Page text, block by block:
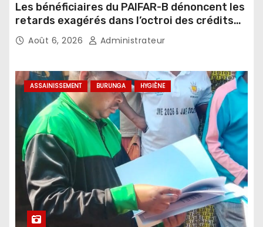
Les bénéficiaires du PAIFAR-B dénoncent les
retards exagérés dans l’octroi des crédits
agricoles
Août 6, 2026 Administrateur
ASSAINISSEMENT BURUNGA HYGIÈNE